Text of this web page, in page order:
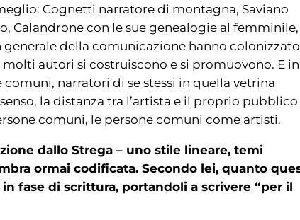
Cognetti narratore di montagna, Saviano
Calandrone con le sue genealogie al femminile,
della comunicazione hanno
autori si costruiscono e si promuovono. E in
narratori di se stessi in quella vetrina
la distanza tra l’artista e il proprio pubblico
comuni, le persone comuni come artisti.
dallo Strega – uno stile lineare, temi
ormai codificata. Secondo lei, quanto
fase di scrittura, portandoli a scrivere “per il